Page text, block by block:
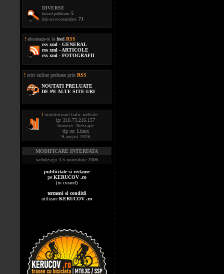
DIVERSE
lucrari publicate: 5
link-uri recomandate: 71
! aboneaza-te la feed RSS
rss xml - GENERAL
rss xml - ARTICOLE
rss xml - FOTOGRAFII
! stiri online preluate prin RSS
NOUTATI PRELUATE
DE PE ALTE SITE-URI
! monitorizare trafic website
ip: 216.73.216.157
browser: Netscape
tip os: Linux
9 august 2026
MODIFICARE INTERFATA
webdesign 4.5 noiembrie 2006
publicitate si reclame
pe KERUCOV .ro
(in curand)
termeni si conditii
utilizare KERUCOV .ro